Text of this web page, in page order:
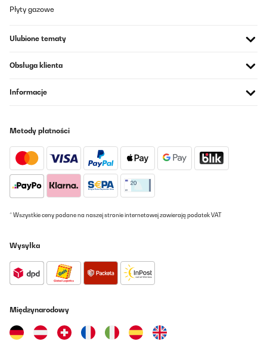
prix/qualité
Tłumacz
Bon produit en dépannage qui finira dans mon camping car .eco
d énergie et de petite taille poid plus léger que celui que j', ai
actuellement.
Utilisateur d'Amazon
Tłumacz
très bon produit ! original et de plus fonctionne très bien !
Utilisateur d'Amazon
Tłumacz
Płyty gazowe
Ulubione tematy
Obsługa klienta
Informacje
Metody płatności
* Wszystkie ceny podane na naszej stronie internetowej zawierają podatek VAT
Wysyłka
Międzynarodowy